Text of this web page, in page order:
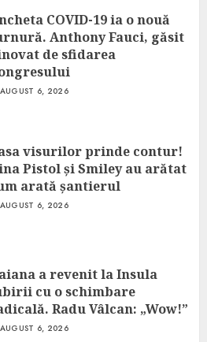
COVID-19 ia o nouă
Anthony Fauci, găsit
de sfidarea
AUGUST 6, 2026
visurilor prinde contur!
Pistol și Smiley au arătat
arată șantierul
AUGUST 6, 2026
a revenit la Insula
cu o schimbare
Radu Vâlcan: „Wow!”
AUGUST 6, 2026